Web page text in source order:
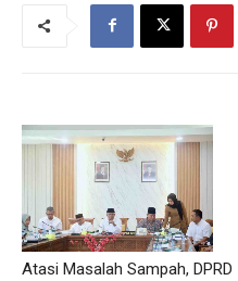
Atasi Masalah Sampah, DPRD